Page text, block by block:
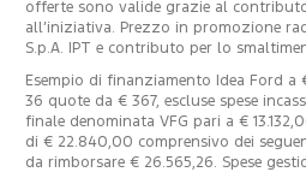
offerte sono valide grazie al
all’iniziativa. Prezzo in promozione
S.p.A. IPT e contributo per lo
Esempio di finanziamento Idea Ford a
36 quote da € 367, escluse spese
finale denominata VFG pari a €
di € 22.840,00 comprensivo dei
da rimborsare € 26.565,26. Spese